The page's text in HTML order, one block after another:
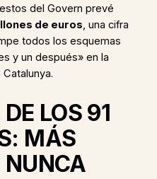
del Govern prevé
de euros, una cifra
todos los esquemas
y un después» en la
LOS 91
MÁS
NUNCA